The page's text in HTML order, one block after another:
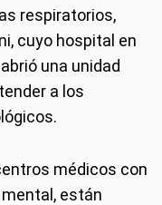
respiratorios,
cuyo hospital en
una unidad
a los
médicos con
están